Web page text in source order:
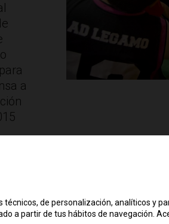
a
lanzará 6 tiros libres, los 3
de personalización, analíticos y
a partir de tus hábitos de navegación.